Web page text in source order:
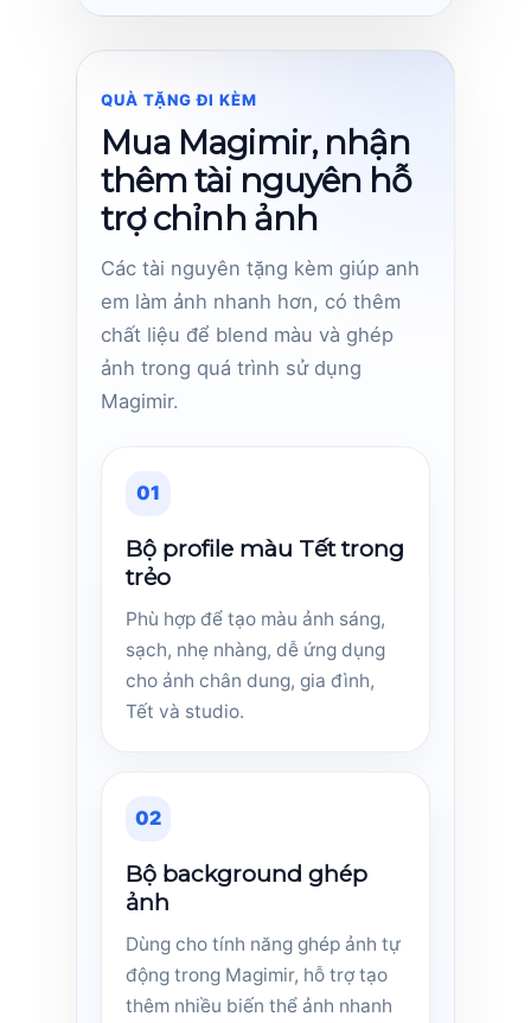
QUÀ TẶNG ĐI KÈM
Mua Magimir, nhận
thêm tài nguyên hỗ
trợ chỉnh ảnh
Các tài nguyên tặng kèm giúp anh
em làm ảnh nhanh hơn, có thêm
chất liệu để blend màu và ghép
ảnh trong quá trình sử dụng
Magimir.
01
Bộ profile màu Tết trong
trẻo
Phù hợp để tạo màu ảnh sáng,
sạch, nhẹ nhàng, dễ ứng dụng
cho ảnh chân dung, gia đình,
Tết và studio.
02
Bộ background ghép
ảnh
Dùng cho tính năng ghép ảnh tự
động trong Magimir, hỗ trợ tạo
thêm nhiều biến thể ảnh nhanh